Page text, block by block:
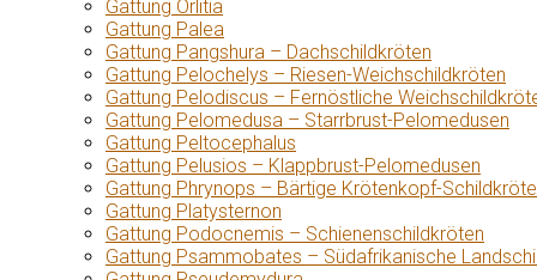
Gattung Orlitia
Gattung Palea
Gattung Pangshura – Dachschildkröten
Gattung Pelochelys – Riesen-Weichschildkröten
Gattung Pelodiscus – Fernöstliche
Gattung Pelomedusa – Starrbrust-Pelomedusen
Gattung Peltocephalus
Gattung Pelusios – Klappbrust-Pelomedusen
Gattung Phrynops – Bärtige Krötenkopf-
Gattung Platysternon
Gattung Podocnemis – Schienenschildkröten
Gattung Psammobates – Südafrikanische